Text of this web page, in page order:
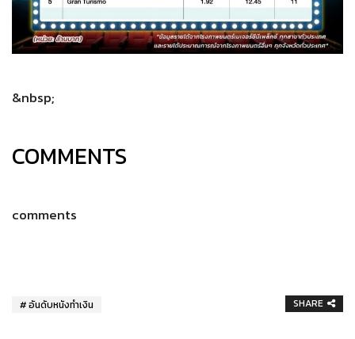
&nbsp;
COMMENTS
comments
อันดับหนังทำเงิน SHARE